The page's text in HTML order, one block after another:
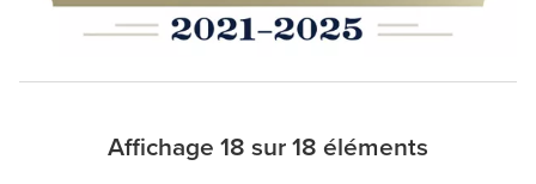
Affichage 18 sur 18 éléments